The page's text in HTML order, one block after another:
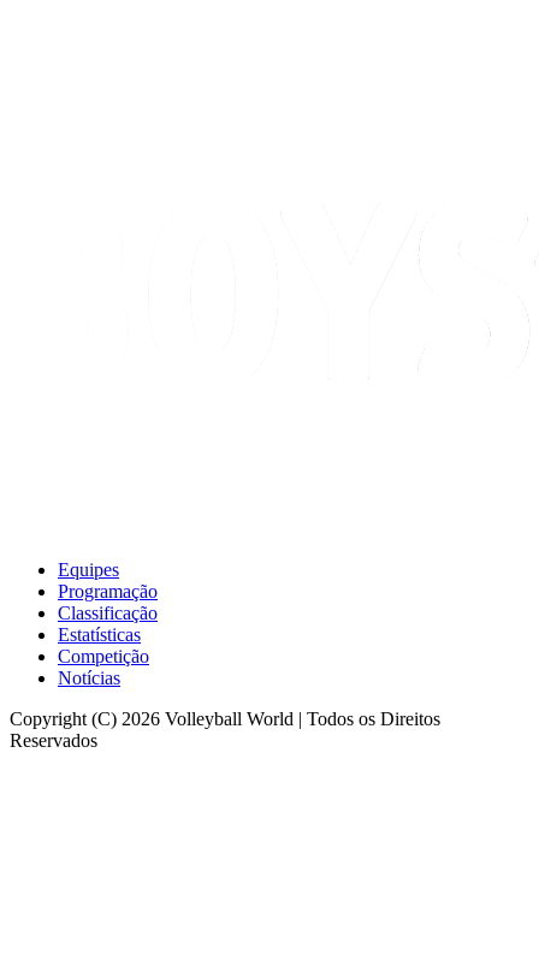
Equipes
Programação
Classificação
Estatísticas
Competição
Notícias
Copyright (C) 2026 Volleyball World | Todos os Direitos
Reservados